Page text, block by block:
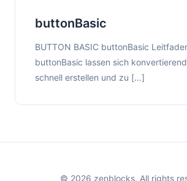
buttonBasic
BUTTON BASIC buttonBasic
buttonBasic lassen sich
schnell erstellen und zu […]
© 2026 zenblocks. All rights